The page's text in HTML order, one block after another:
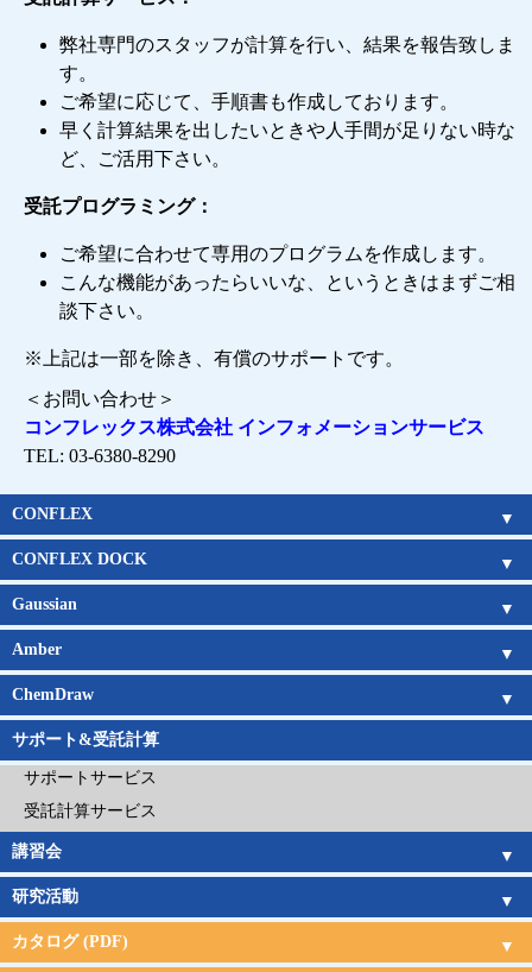
弊社専門のスタッフが計算を行い、結果を報告致しま
す。
ご希望に応じて、手順書も作成しております。
早く計算結果を出したいときや人手間が足りない時な
ど、ご活用下さい。
受託プログラミング：
ご希望に合わせて専用のプログラムを作成します。
こんな機能があったらいいな、というときはまずご相
談下さい。
※上記は一部を除き、有償のサポートです。
＜お問い合わせ＞
コンフレックス株式会社 インフォメーションサービス
TEL: 03-6380-8290
CONFLEX
CONFLEX
Parallel CONFLEX
Interface
新機能
アルゴリズム
Gaussianとの連携
チュートリアルムービー
価格表 企業
官公庁
教育機関
CONFLEX DOCK
CONFLEX DOCK
アルゴリズム
チュートリアルムービー
価格表
Gaussian
Gaussian概要
Gaussian 16新機能
GaussView概要
GaussView 6 新機能
CONFLEXとの連携
Gaussian日本語マニュアル
キーワードリスト
GaussView日本語マニュアル
電子構造論による化学の探究
Amber
Amber概要
Amber新機能
日本語チュートリアル
Amber旧バージョン
Amberの価格
ChemDraw
ChemDraw概要
機能一覧
新機能
サポート
購入ガイド
サポート&受託計算
サポートサービス
受託計算サービス
講習会
講習会概要
講習会日程
研究活動
研究活動
カタログ (PDF)